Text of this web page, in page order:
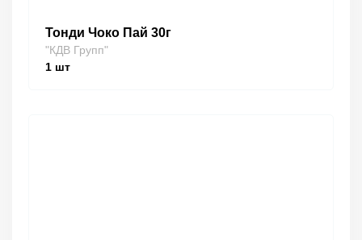
Тонди Чоко Пай 30г
"КДВ Групп"
1 шт